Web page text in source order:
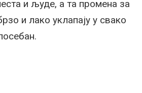
и људе, а та промена за
и лако уклапају у свако